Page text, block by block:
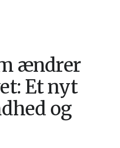
ændrer
Et nyt
og